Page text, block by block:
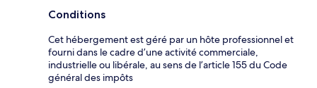
Conditions
Cet hébergement est géré par un hôte professionnel et
fourni dans le cadre d’une activité commerciale,
industrielle ou libérale, au sens de l’article 155 du Code
général des impôts